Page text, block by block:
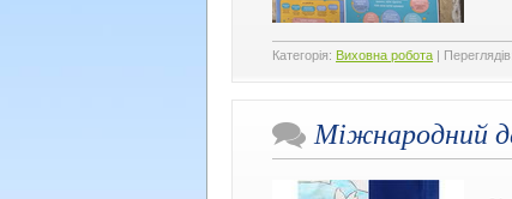
Категорія: Виховна робота | Переглядів:
Міжнародний